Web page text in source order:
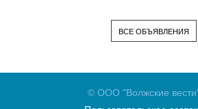
ВСЕ ОБЪЯВЛЕНИЯ
© ООО "Волжские